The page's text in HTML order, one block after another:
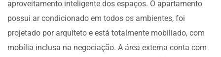
aproveitamento inteligente dos espaços. O apartamento
possui ar condicionado em todos os ambientes, foi
projetado por arquiteto e está totalmente mobiliado, com
mobília inclusa na negociação. A área externa conta com